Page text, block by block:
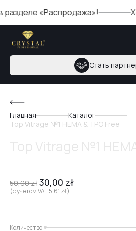
«Распродажа»! Хотите
Стать
Главная
Каталог
Top Vitrage №1 HEMA & TPO Free
50,00zł 30,00 zł
(с учетом VAT5,61 zł)
Количество: